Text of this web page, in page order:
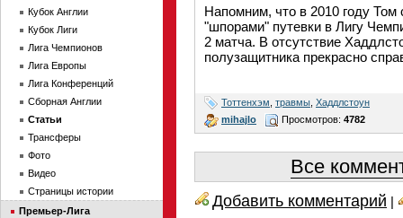
Напомним, что в 2010 году
"шпорами" путевки в Лигу
2 матча. В отсутствие
полузащитника прекрасно
Тоттенхэм травмы Хаддлстоун
mihajlo
Просмотров: 4782
Все
Добавить комментарий |
Кубок Англии
Кубок Лиги
Лига Чемпионов
Лига Европы
Лига Конференций
Сборная Англии
Статьи
Трансферы
Фото
Видео
Страницы истории
Премьер-Лига